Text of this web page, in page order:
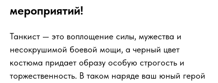
мероприятий!
Танкист — это воплощение силы, мужества и
несокрушимой боевой мощи, а черный цвет
костюма придает образу особую строгость и
торжественность. В таком наряде ваш юный герой